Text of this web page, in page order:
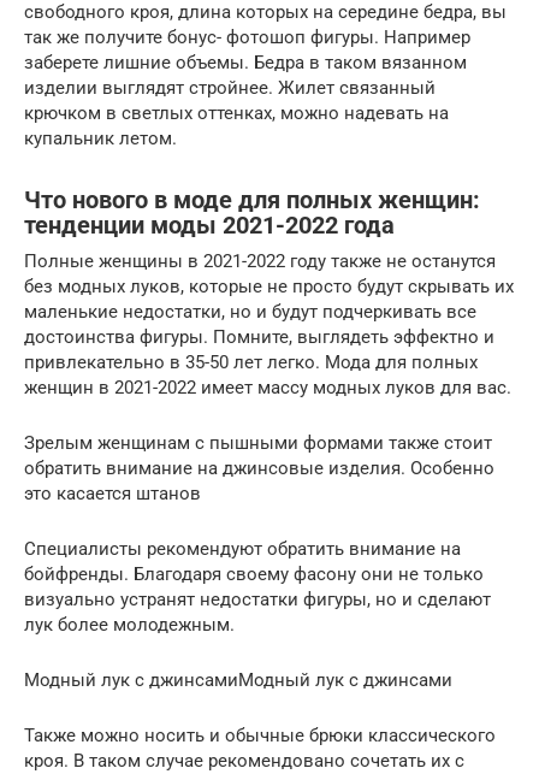
свободного кроя, длина которых на середине бедра, вы
так же получите бонус- фотошоп фигуры. Например
заберете лишние объемы. Бедра в таком вязанном
изделии выглядят стройнее. Жилет связанный
крючком в светлых оттенках, можно надевать на
купальник летом.
Что нового в моде для полных женщин:
тенденции моды 2021-2022 года
Полные женщины в 2021-2022 году также не останутся
без модных луков, которые не просто будут скрывать их
маленькие недостатки, но и будут подчеркивать все
достоинства фигуры. Помните, выглядеть эффектно и
привлекательно в 35-50 лет легко. Мода для полных
женщин в 2021-2022 имеет массу модных луков для вас.
Зрелым женщинам с пышными формами также стоит
обратить внимание на джинсовые изделия. Особенно
это касается штанов
Специалисты рекомендуют обратить внимание на
бойфренды. Благодаря своему фасону они не только
визуально устранят недостатки фигуры, но и сделают
лук более молодежным.
Модный лук с джинсамиМодный лук с джинсами
Также можно носить и обычные брюки классического
кроя. В таком случае рекомендовано сочетать их с